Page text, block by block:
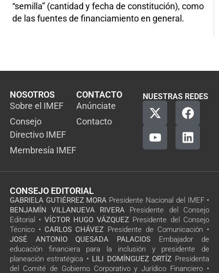
“semilla” (cantidad y fecha de constitución), como
de las fuentes de financiamiento en general.
NOSOTROS
Sobre el IMEF
Consejo
Directivo IMEF
Membresía IMEF
CONTACTO
Anúnciate
Contacto
NUESTRAS REDES
CONSEJO EDITORIAL
GABRIELA GUTIÉRREZ MORA Presidente Nacional del IMEF •
BENJAMÍN VILLANUEVA RIVERA Presidente del Consejo
Editorial • VÍCTOR HUGO VÁZQUEZ Presidente del Consejo
Técnico • CARLOS CHÁVEZ Presidente de Comunicación •
JOSÉ ANTONIO QUESADA PALACIOS Embajador de
educación financiera para la inclusión y presidente de
planeación estratégica • LILI DOMÍNGUEZ ORTÍZ Presidenta
del Comité de Gobierno Corporativo y Jurídico Financiero •